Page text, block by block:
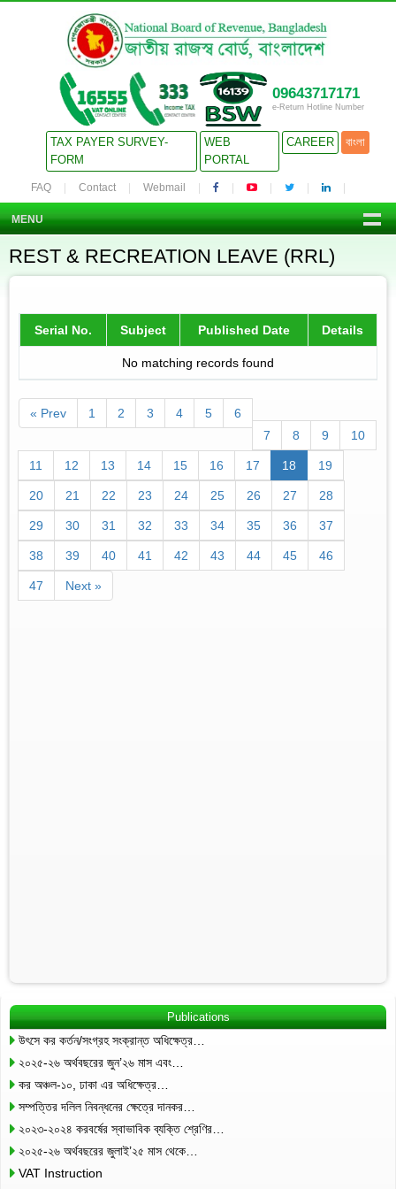
09643717171
e-Return Hotline Number
TAX PAYER SURVEY-
FORM
WEB
PORTAL
CAREER বাংলা
FAQ Contact Webmail
MENU
REST & RECREATION LEAVE (RRL)
Serial No. Subject Published Date Details
No matching records found
« Prev 1 2 3 4 5
6
7
8 9 10
11 12 13 14 15 16 17 18 19
20 21 22 23 24 25 26 27 28
29 30 31 32 33 34 35 36 37
38 39 40 41 42 43 44 45 46
47 Next »
Publications
উৎসে কর কর্তন/সংগ্রহ সংক্রান্ত অধিক্ষেত্র…
২০২৫-২৬ অর্থবছরের জুন’২৬ মাস এবং…
কর অঞ্চল-১০, ঢাকা এর অধিক্ষেত্র…
সম্পত্তির দলিল নিবন্ধনের ক্ষেত্রে দানকর…
২০২৩-২০২৪ করবর্ষের স্বাভাবিক ব্যক্তি শ্রেণির…
২০২৫-২৬ অর্থবছরের জুলাই’২৫ মাস থেকে…
VAT Instruction